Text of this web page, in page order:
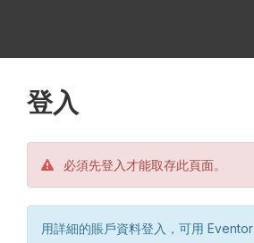
登入
必須先登入才能取存此頁面。
用詳細的賬戶資料登入，可用